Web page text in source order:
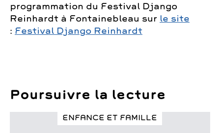
programmation du Festival Django
Reinhardt à Fontainebleau sur le site
: Festival Django Reinhardt
Poursuivre la lecture
ENFANCE ET FAMILLE